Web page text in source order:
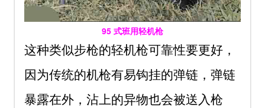
95 式班用轻机枪
这种类似步枪的轻机枪可靠性要更好，
因为传统的机枪有易钩挂的弹链，弹链
暴露在外，沾上的异物也会被送入枪